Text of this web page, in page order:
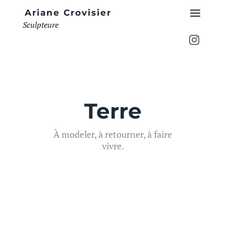
Ariane Crovisier
Sculpteure
Terre
À modeler, à retourner, à faire
vivre.